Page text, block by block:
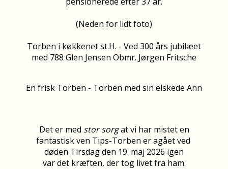
(Neden for lidt foto)
Torben i køkkenet st.H. - Ved 300 års jubilæet
med 788 Glen Jensen Obmr. Jørgen Fritsche
En frisk Torben - Torben med sin elskede Ann
Det er med stor sorgat vi har mistet en
fantastisk ven Tips-Torben er agået ved
døden Tirsdag den 19. maj 2026 igen
var det kræften, der tog livet fra ham.